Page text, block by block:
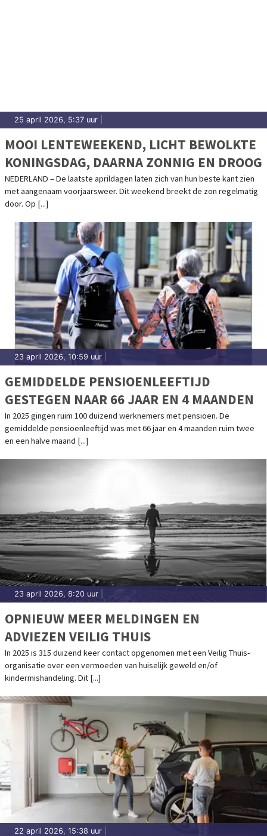
25 april 2026, 5:37 uur
MOOI LENTEWEEKEND, LICHT BEWOLKTE
KONINGSDAG, DAARNA ZONNIG EN DROOG
NEDERLAND – De laatste aprildagen laten zich van hun beste kant zien
met aangenaam voorjaarsweer. Dit weekend breekt de zon regelmatig
door. Op [...]
23 april 2026, 10:59 uur
GEMIDDELDE PENSIOENLEEFTIJD
GESTEGEN NAAR 66 JAAR EN 4 MAANDEN
In 2025 gingen ruim 100 duizend werknemers met pensioen. De
gemiddelde pensioenleeftijd was met 66 jaar en 4 maanden ruim twee
en een halve maand [...]
23 april 2026, 8:20 uur
OPNIEUW MEER MELDINGEN EN
ADVIEZEN VEILIG THUIS
In 2025 is 315 duizend keer contact opgenomen met een Veilig Thuis-
organisatie over een vermoeden van huiselijk geweld en/of
kindermishandeling. Dit [...]
22 april 2026, 15:38 uur